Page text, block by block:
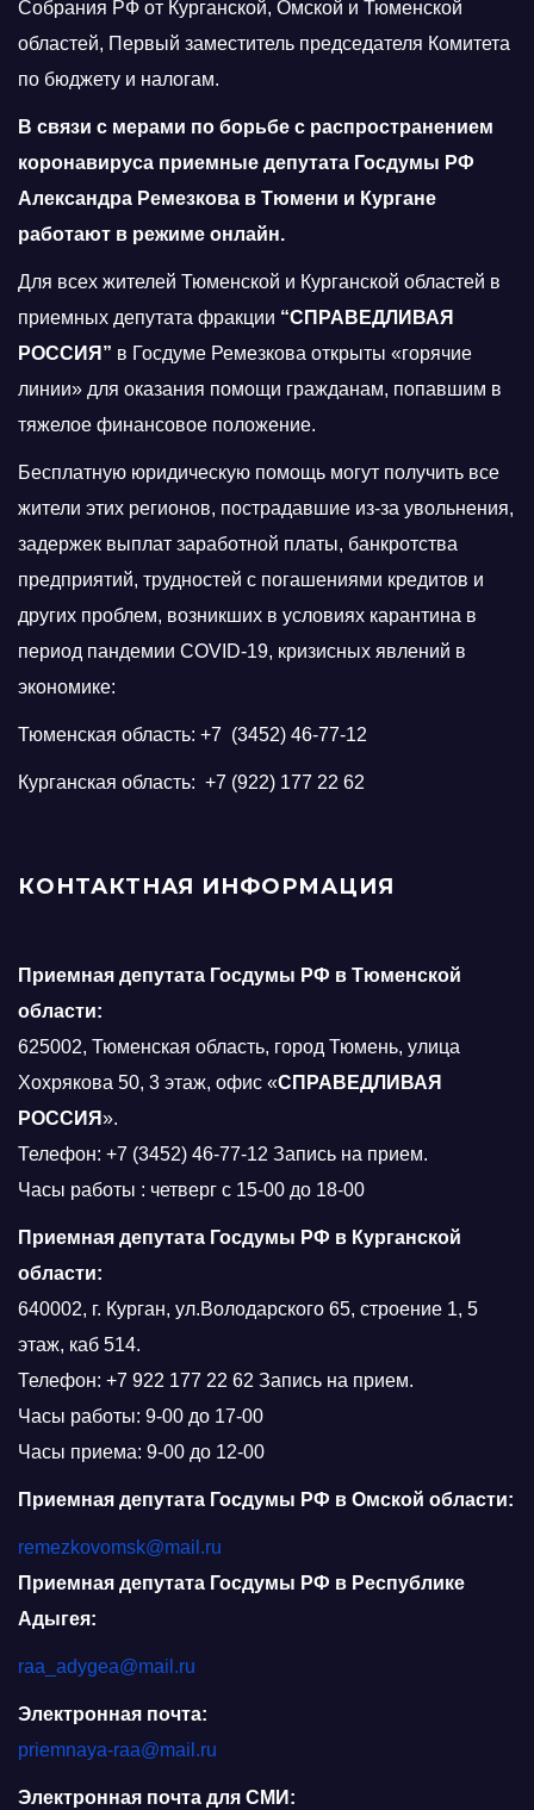
Собрания РФ от Курганской, Омской и Тюменской
областей, Первый заместитель председателя Комитета
по бюджету и налогам.
В связи с мерами по борьбе с распространением
коронавируса приемные депутата Госдумы РФ
Александра Ремезкова в Тюмени и Кургане
работают в режиме онлайн.
Для всех жителей Тюменской и Курганской областей в
приемных депутата фракции “СПРАВЕДЛИВАЯ
РОССИЯ” в Госдуме Ремезкова открыты «горячие
линии» для оказания помощи гражданам, попавшим в
тяжелое финансовое положение.
Бесплатную юридическую помощь могут получить все
жители этих регионов, пострадавшие из-за увольнения,
задержек выплат заработной платы, банкротства
предприятий, трудностей с погашениями кредитов и
других проблем, возникших в условиях карантина в
период пандемии COVID-19, кризисных явлений в
экономике:
Тюменская область: +7 (3452) 46-77-12
Курганская область: +7 (922) 177 22 62
КОНТАКТНАЯ ИНФОРМАЦИЯ
Приемная депутата Госдумы РФ в Тюменской
области:
625002, Тюменская область, город Тюмень, улица
Хохрякова 50, 3 этаж, офис «СПРАВЕДЛИВАЯ
РОССИЯ».
Телефон: +7 (3452) 46-77-12 Запись на прием.
Часы работы : четверг с 15-00 до 18-00
Приемная депутата Госдумы РФ в Курганской
области:
640002, г. Курган, ул.Володарского 65, строение 1, 5
этаж, каб 514.
Телефон: +7 922 177 22 62 Запись на прием.
Часы работы: 9-00 до 17-00
Часы приема: 9-00 до 12-00
Приемная депутата Госдумы РФ в Омской области:
remezkovomsk@mail.ru
Приемная депутата Госдумы РФ в Республике
Адыгея:
raa_adygea@mail.ru
Электронная почта:
priemnaya-raa@mail.ru
Электронная почта для СМИ: